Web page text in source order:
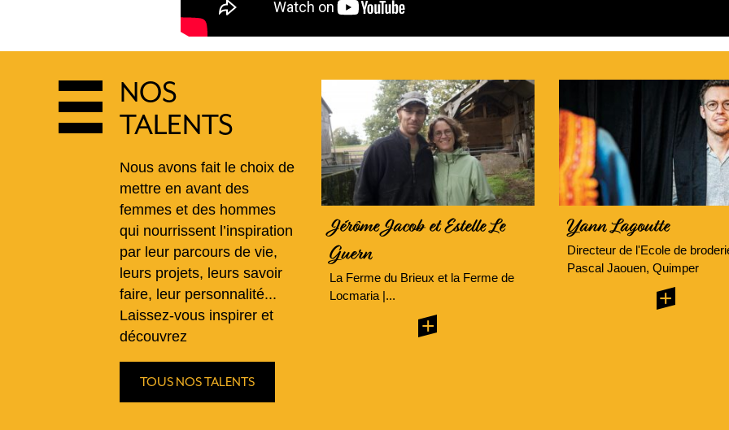
NOS
TALENTS
Nous avons fait le choix de
mettre en avant des
femmes et des hommes
qui nourrissent l’inspiration
par leur parcours de vie,
leurs projets, leurs savoir
faire, leur personnalité...
Laissez-vous inspirer et
découvrez
TOUS NOS TALENTS
Jérôme Jacob et Estelle Le
Guern
La Ferme du Brieux et la Ferme de
Locmaria |...
+
Yann Lagoutte
Directeur de l'Ecole de
Pascal Jaouen, Quimper
+